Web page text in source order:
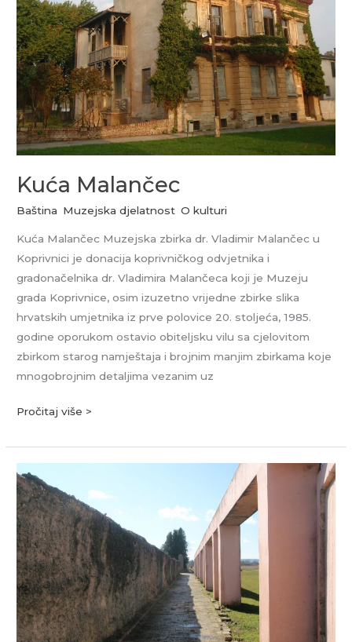
Kuća Malančec
Baština Muzejska djelatnost ,O kulturi
Kuća Malančec Muzejska zbirka dr. Vladimir Malančec u
Koprivnici je donacija koprivničkog odvjetnika i
gradonačelnika dr. Vladimira Malančeca koji je Muzeju
grada Koprivnice, osim izuzetno vrijedne zbirke slika
hrvatskih umjetnika iz prve polovice 20. stoljeća, 1985.
godine oporukom ostavio obiteljsku vilu sa cjelovitom
zbirkom starog namještaja i brojnim manjim zbirkama koje
mnogobrojnim detaljima vezanim uz
Pročitaj više >
Spomen
područje
Danica